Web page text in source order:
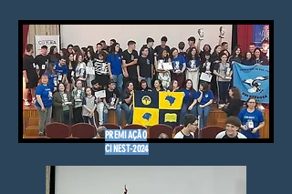
PREMIAÇÃO
CINEST-2024